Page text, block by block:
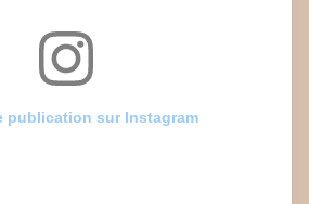
publication sur Instagram